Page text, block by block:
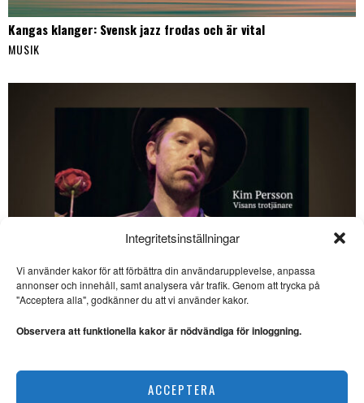
Integritetsinställningar
Vi använder kakor för att förbättra din användarupplevelse, anpassa
annonser och innehåll, samt analysera vår trafik. Genom att trycka på
"Acceptera alla", godkänner du att vi använder kakor.
Observera att funktionella kakor är nödvändiga för inloggning.
ACCEPTERA
Kangas klanger: Svensk jazz frodas och är vital
MUSIK
Kim Persson – den litterära visans förnyare
SE ÄVEN
dynamisk folkmusikduo